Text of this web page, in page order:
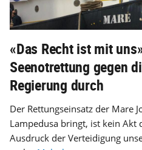
«Das Recht ist mit
Seenotrettung gegen
Regierung durch
Der Rettungseinsatz der Mare
Lampedusa bringt, ist kein Akt
Ausdruck der Verteidigung